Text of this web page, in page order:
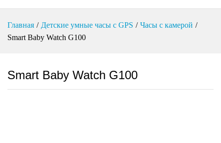
Искат
ь
Главная / Детские умные часы с GPS / Часы с камерой /
Smart Baby Watch G100
Smart Baby Watch G100